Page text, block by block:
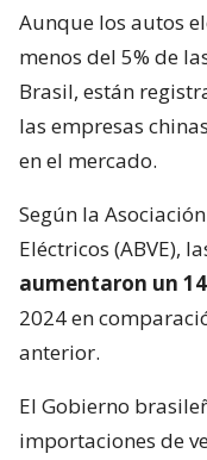
Aunque los autos
menos del 5% de
Brasil, están
las empresas
en el mercado.
Según la
Eléctricos (ABVE),
aumentaron un
2024 en
anterior.
El Gobierno
importaciones de